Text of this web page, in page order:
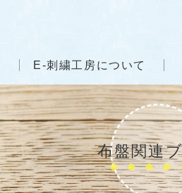
E-刺繍工房について
布盤関連